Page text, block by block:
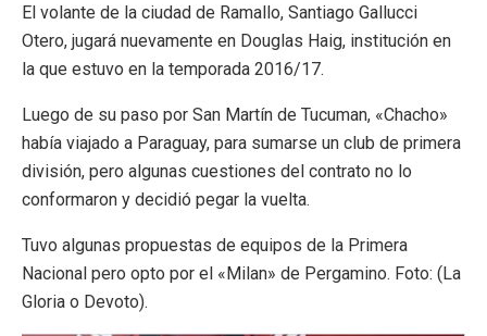
El volante de la ciudad de Ramallo, Santiago Gallucci
Otero, jugará nuevamente en Douglas Haig, institución en
la que estuvo en la temporada 2016/17.
Luego de su paso por San Martín de Tucuman, «Chacho»
había viajado a Paraguay, para sumarse un club de primera
división, pero algunas cuestiones del contrato no lo
conformaron y decidió pegar la vuelta.
Tuvo algunas propuestas de equipos de la Primera
Nacional pero opto por el «Milan» de Pergamino. Foto: (La
Gloria o Devoto).